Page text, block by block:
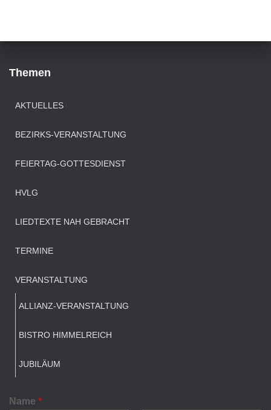
Themen
AKTUELLES
BEZIRKS-VERANSTALTUNG
FEIERTAG-GOTTESDIENST
HVLG
LIEDTEXTE NAH GEBRACHT
TERMINE
VERANSTALTUNG
ALLIANZ-VERANSTALTUNG
BISTRO HIMMELREICH
JUBILÄUM
Name *